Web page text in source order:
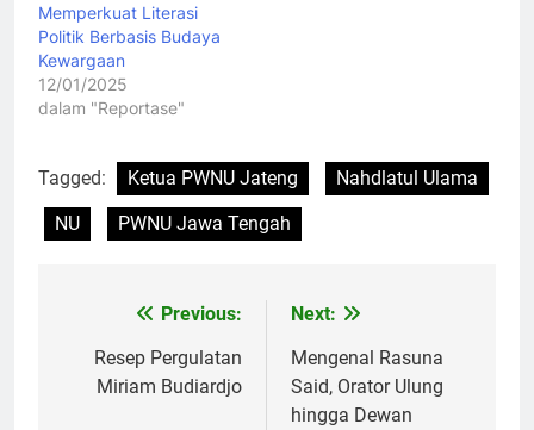
Memperkuat Literasi
Politik Berbasis Budaya
Kewargaan
12/01/2025
dalam "Reportase"
Tagged: Ketua PWNU Jateng
Nahdlatul Ulama
NU
PWNU Jawa Tengah
Navigasi
pos
Previous:
Resep Pergulatan
Miriam Budiardjo
Next:
Mengenal Rasuna
Said, Orator Ulung
hingga Dewan